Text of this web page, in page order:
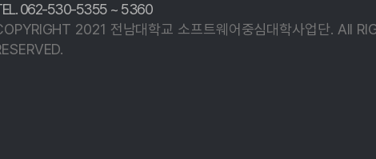
062-530-5355 ~ 5360
2021 전남대학교 소프트웨어중심대학사업단. All